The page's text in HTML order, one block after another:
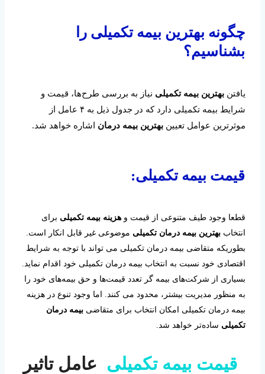
چگونه بهترین بیمه تکمیلی را
بشناسیم؟
یافتنبهترین بیمه تکمیلی نیاز به بررسی طرح‌ها، قیمت و
شرایط بیمه تکمیلی دارد که در جدول ذیل به ۴ عامل از
موثرترین عوامل تعیینبهترین بیمه درمان اشاره خواهد شد.
قیمت بیمه تکمیلی:
قطعا وجود طیف متنوعی از قیمت وهزینه بیمه تکمیلی برای
انتخاببهترین بیمه درمان تکمیلی موضوعی غیر قابل انکار است.
بطوریکه متقاضی بیمه درمان تکمیلی می تواند با توجه به شرایط
اقتصادی خود نسبت به انتخاب بیمه درمان تکمیلی خود اقدام نماید.
بسیاری از شرکت‌های بیمه گر تعدد قیمت‌ها و حق بیمه‌های خود را
به منظور مدیریت بیشتر، محدود می کنند. اما وجود تنوع در هزینه
بیمه‌ درمان تکمیلی امکان انتخاب برای متقاضیبیمه درمان
تکمیلی ساده‌تر خواهد شد.
قیمت بیمه تکمیلی عامل تاثیر